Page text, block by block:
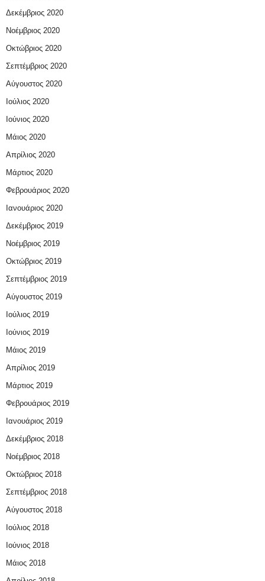
Δεκέμβριος 2020
Νοέμβριος 2020
Οκτώβριος 2020
Σεπτέμβριος 2020
Αύγουστος 2020
Ιούλιος 2020
Ιούνιος 2020
Μάιος 2020
Απρίλιος 2020
Μάρτιος 2020
Φεβρουάριος 2020
Ιανουάριος 2020
Δεκέμβριος 2019
Νοέμβριος 2019
Οκτώβριος 2019
Σεπτέμβριος 2019
Αύγουστος 2019
Ιούλιος 2019
Ιούνιος 2019
Μάιος 2019
Απρίλιος 2019
Μάρτιος 2019
Φεβρουάριος 2019
Ιανουάριος 2019
Δεκέμβριος 2018
Νοέμβριος 2018
Οκτώβριος 2018
Σεπτέμβριος 2018
Αύγουστος 2018
Ιούλιος 2018
Ιούνιος 2018
Μάιος 2018